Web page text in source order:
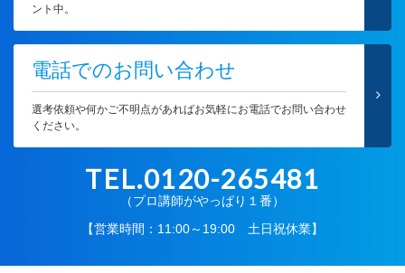
ント中。
電話でのお問い合わせ
選考依頼や何かご不明点があればお気軽にお電話でお問い合わせ
ください。
TEL.0120-265481
（プロ講師がやっぱり１番）
【営業時間：11:00～19:00 土日祝休業】